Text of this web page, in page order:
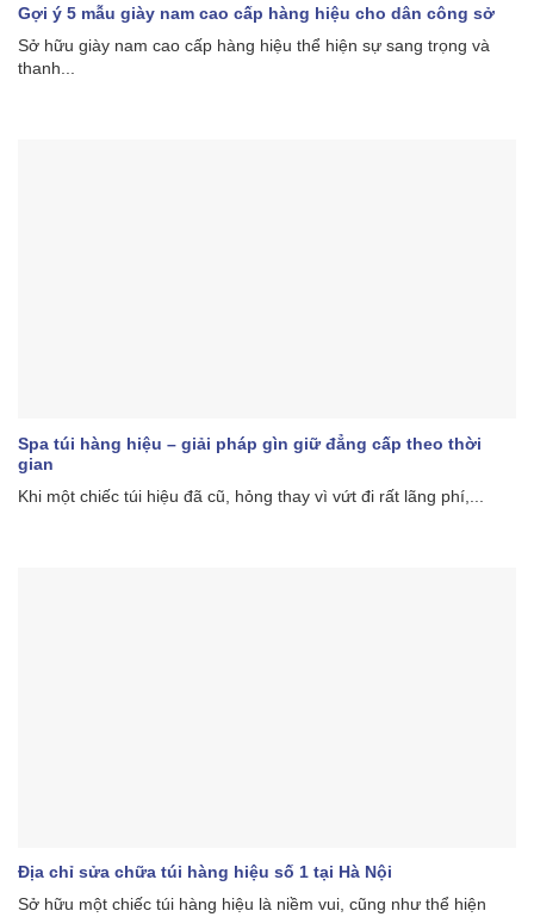
Gợi ý 5 mẫu giày nam cao cấp hàng hiệu cho dân công sở
Sở hữu giày nam cao cấp hàng hiệu thể hiện sự sang trọng và
thanh...
Spa túi hàng hiệu – giải pháp gìn giữ đẳng cấp theo thời
gian
Khi một chiếc túi hiệu đã cũ, hỏng thay vì vứt đi rất lãng phí,...
Địa chỉ sửa chữa túi hàng hiệu số 1 tại Hà Nội
Sở hữu một chiếc túi hàng hiệu là niềm vui, cũng như thể hiện